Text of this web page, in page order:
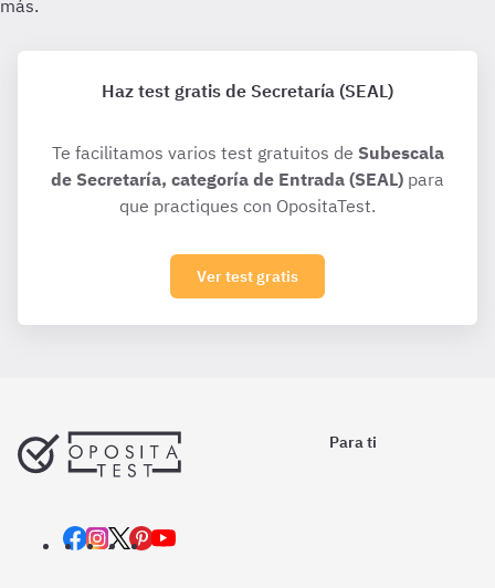
Haz test gratis de Secretaría (SEAL)
Te facilitamos varios test gratuitos de Subescala
de Secretaría, categoría de Entrada (SEAL) para
que practiques con OpositaTest.
Ver test gratis
Para ti